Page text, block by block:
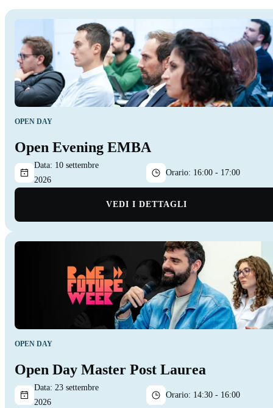
OPEN DAY
Open Evening EMBA
Data: 10 settembre
2026
Orario: 16:00 - 17:00
VEDI I DETTAGLI
OPEN DAY
Open Day Master Post Laurea
Data: 23 settembre
2026
Orario: 14:30 - 16:00